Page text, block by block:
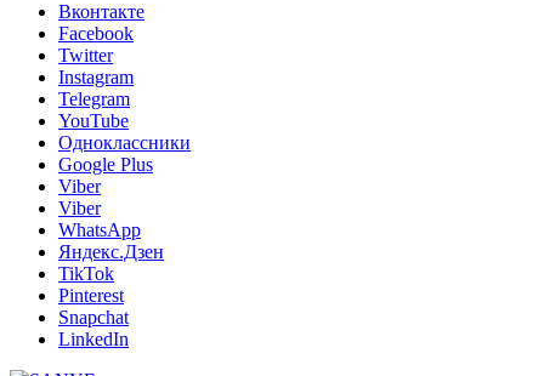
Вконтакте
Facebook
Twitter
Instagram
Telegram
YouTube
Одноклассники
Google Plus
Viber
Viber
WhatsApp
Яндекс.Дзен
TikTok
Pinterest
Snapchat
LinkedIn